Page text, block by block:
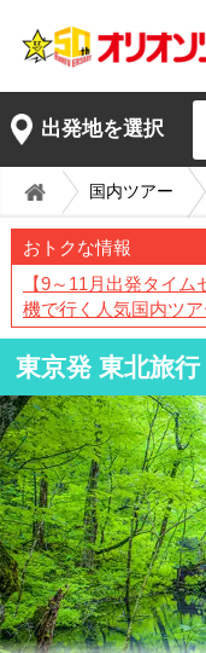
出発地を選択
国内ツアー
おトクな情報
【9～11月出発タイ
機で行く人気国内ツ
東京発 東北旅